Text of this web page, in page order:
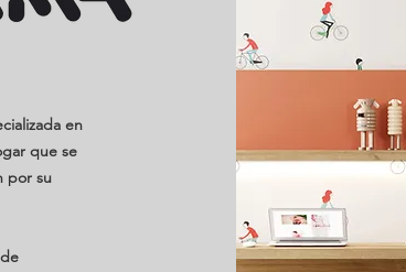
en
que se
por su